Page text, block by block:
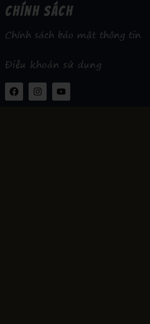
CHÍNH SÁCH
Chính sách bảo mật thông tin
Điều khoản sử dụng